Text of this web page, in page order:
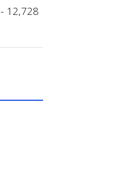
- 12,728